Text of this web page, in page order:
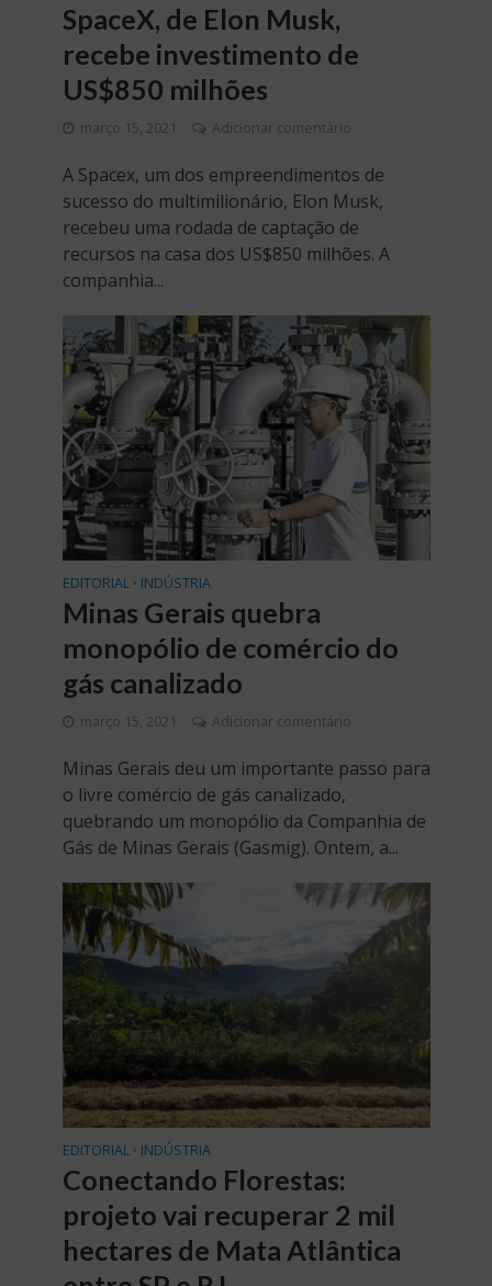
SpaceX, de Elon Musk,
recebe investimento de
US$850 milhões
março 15, 2021 Adicionar comentário
A Spacex, um dos empreendimentos de
sucesso do multimilionário, Elon Musk,
recebeu uma rodada de captação de
recursos na casa dos US$850 milhões. A
companhia...
EDITORIAL • INDÚSTRIA
Minas Gerais quebra
monopólio de comércio do
gás canalizado
março 15, 2021 Adicionar comentário
Minas Gerais deu um importante passo para
o livre comércio de gás canalizado,
quebrando um monopólio da Companhia de
Gás de Minas Gerais (Gasmig). Ontem, a...
EDITORIAL • INDÚSTRIA
Conectando Florestas:
projeto vai recuperar 2 mil
hectares de Mata Atlântica